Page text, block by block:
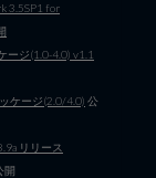
3.5SP1 for
ージ(1.0-4.0) v1.1
ケージ(2.0/4.0) 公
リリース
開